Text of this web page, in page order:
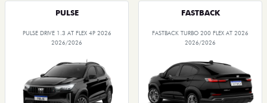
PULSE
PULSE DRIVE 1.3 AT FLEX 4P 2026
2026/2026
FASTBACK
FASTBACK TURBO 200 FLEX AT 2026
2026/2026